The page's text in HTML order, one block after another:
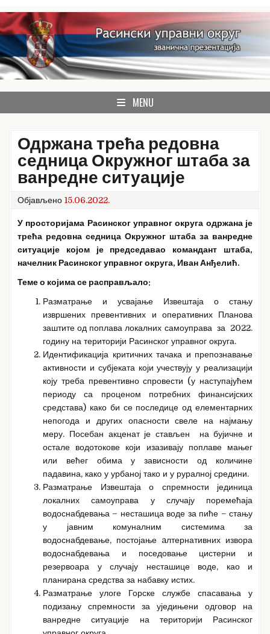
Skip
to
content
Расински округ
званична презентација Расинског управног округа
MENU
Одржана трећа редовна
седница Окружног штаба за
ванредне ситуације
Објављено 15.06.2022.
У просторијама Расинског управног округа одржана је
трећа редовна седница Окружног штаба за ванредне
ситуације којом је председавао командант штаба,
начелник Расинског управног округа, Иван Анђелић.
Теме о којима се расправљало:
Разматрање и усвајање Извештаја о стању
извршених превентивних и оперативних Планова
заштите од поплава локалних самоуправа за 2022.
годину на територији Расинског управног округа.
Идентификација критичних тачака и препознавање
активности и субјеката који учествују у реализацији
коју треба превентивно спровести (у наступајућем
периоду са проценом потребних финансијских
средстава) како би се последице од елементарних
непогода и других опасности свеле на најмању
меру. Посебан акценат је стављен на бујичне и
остале водотокове који изазивају поплаве мањег
или већег обима у зависности од количине
падавина, како у урбаној тако и у руралној средини.
Разматрање Извештаја о спремности јединица
локалних самоуправа у случају поремећаја
водоснабдевања – несташица воде за пиће – стању
у јавним комуналним системима за
водоснабдевање, постојање aлтернативних извора
водоснабдевања и поседовање цистерни и
резервоара у случају несташице воде, као и
планирана средства за набавку истих.
Разматрање улоге Горске службе спасавања у
подизању спремности за уједињени одговор на
ванредне ситуације на територији Расинског